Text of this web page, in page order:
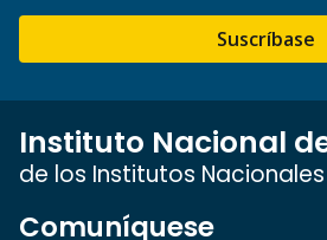
Suscríbase
Instituto Nacional
de los Institutos
Comuníquese